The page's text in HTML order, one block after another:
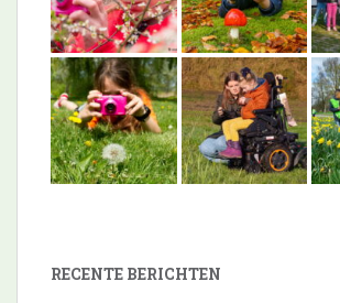
RECENTE BERICHTEN